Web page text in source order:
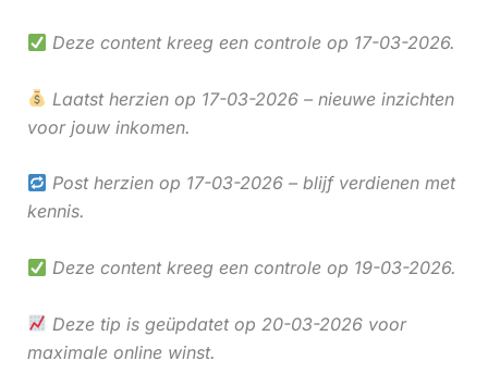
Deze content kreeg een controle op 17-03-2026.
Laatst herzien op 17-03-2026 – nieuwe inzichten
voor jouw inkomen.
Post herzien op 17-03-2026 – blijf verdienen met
kennis.
Deze content kreeg een controle op 19-03-2026.
Deze tip is geüpdatet op 20-03-2026 voor
maximale online winst.